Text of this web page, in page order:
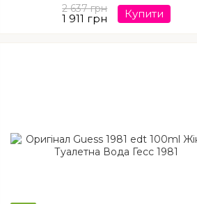
2 637 грн
1 911 грн Купити